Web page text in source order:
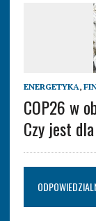
ENERGETYKA,
COP26 w
Czy jest